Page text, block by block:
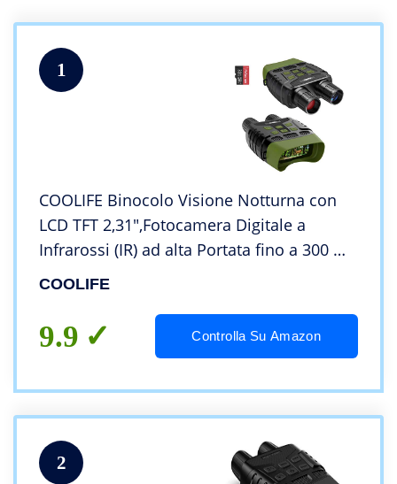
1
COOLIFE Binocolo Visione Notturna con
LCD TFT 2,31″,Fotocamera Digitale a
Infrarossi (IR) ad alta Portata fino a 300 m
/ 984ft per Foto e Registrazione
COOLIFE
9.9 Controlla Su Amazon
2